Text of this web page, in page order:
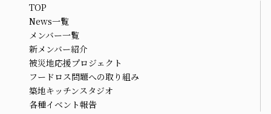
TOP
News一覧
メンバー一覧
新メンバー紹介
被災地応援プロジェクト
フードロス問題への取り組み
築地キッチンスタジオ
各種イベント報告